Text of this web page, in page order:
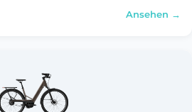
Ansehen →